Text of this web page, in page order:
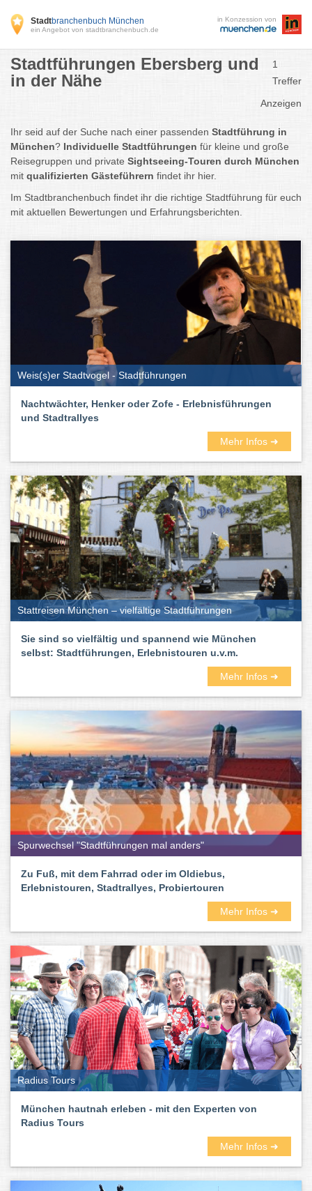
Stadtbranchenbuch München
ein Angebot von stadtbranchenbuch.de
in Konzession von
Stadtführungen Ebersberg und
in der Nähe
1
Treffer
Anzeigen
Ihr seid auf der Suche nach einer passenden Stadtführung in
München? Individuelle Stadtführungen für kleine und große
Reisegruppen und private Sightseeing-Touren durch München
mit qualifizierten Gästeführern findet ihr hier.
Im Stadtbranchenbuch findet ihr die richtige Stadtführung für euch
mit aktuellen Bewertungen und Erfahrungsberichten.
Weis(s)er Stadtvogel - Stadtführungen
Nachtwächter, Henker oder Zofe - Erlebnisführungen
und Stadtrallyes
Mehr Infos ➜
Stattreisen München – vielfältige Stadtführungen
Sie sind so vielfältig und spannend wie München
selbst: Stadtführungen, Erlebnistouren u.v.m.
Mehr Infos ➜
Spurwechsel "Stadtführungen mal anders"
Zu Fuß, mit dem Fahrrad oder im Oldiebus,
Erlebnistouren, Stadtrallyes, Probiertouren
Mehr Infos ➜
Radius Tours
München hautnah erleben - mit den Experten von
Radius Tours
Mehr Infos ➜